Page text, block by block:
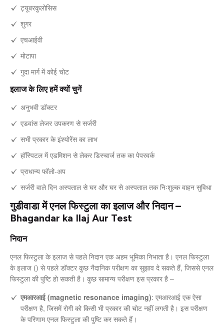
ट्यूबरकुलोसिस
शुगर
एचआईवी
मोटापा
गुदा मार्ग में कोई चोट
इलाज के लिए हमें क्यों चुनें
अनुभवी डॉक्टर
एडवांस लेजर उपकरण से सर्जरी
सभी प्रकार के इंश्योरेंस का लाभ
हॉस्पिटल में एडमिशन से लेकर डिस्चार्ज तक का पेपरवर्क
प्राधान्य फॉलो-अप
सर्जरी वाले दिन अस्पताल से घर और घर से अस्पताल तक निःशुल्क वाहन सुविधा
गुडीवाडा में एनल फिस्टुला का इलाज और निदान –
Bhagandar ka Ilaj Aur Test
निदान
एनल फिस्टुला के इलाज से पहले निदान एक अहम भूमिका निभाता है। एनल फिस्टुला
के इलाज () से पहले डॉक्टर कुछ नैदानिक परीक्षण का सुझाव दे सकते हैं, जिससे एनल
फिस्टुला की पुष्टि हो सकती है। कुछ सामान्य परीक्षण इस प्रकार है –
एमआरआई (magnetic resonance imaging): एमआरआई एक ऐसा
परीक्षण है, जिसमें रोगी को किसी भी प्रकार की चोट नहीं लगती है। इस परीक्षण
के परिणाम एनल फिस्टुला की पुष्टि कर सकते हैं।